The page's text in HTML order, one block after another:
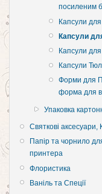
посиленим
Капсули для
Капсули
Капсули
Капсули
Форми для
форма для
Упаковка
Святкові аксесуари,
Папір та чорнило
принтера
Флористика
Ваніль та Спеції